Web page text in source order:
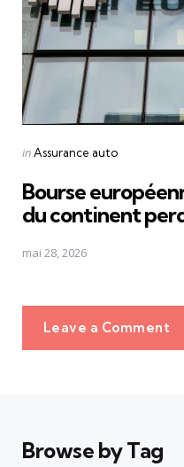
Posted
inAssurance auto
Bourse
du continent
mai 28, 2026
Leave a Comment
Browse by Tag